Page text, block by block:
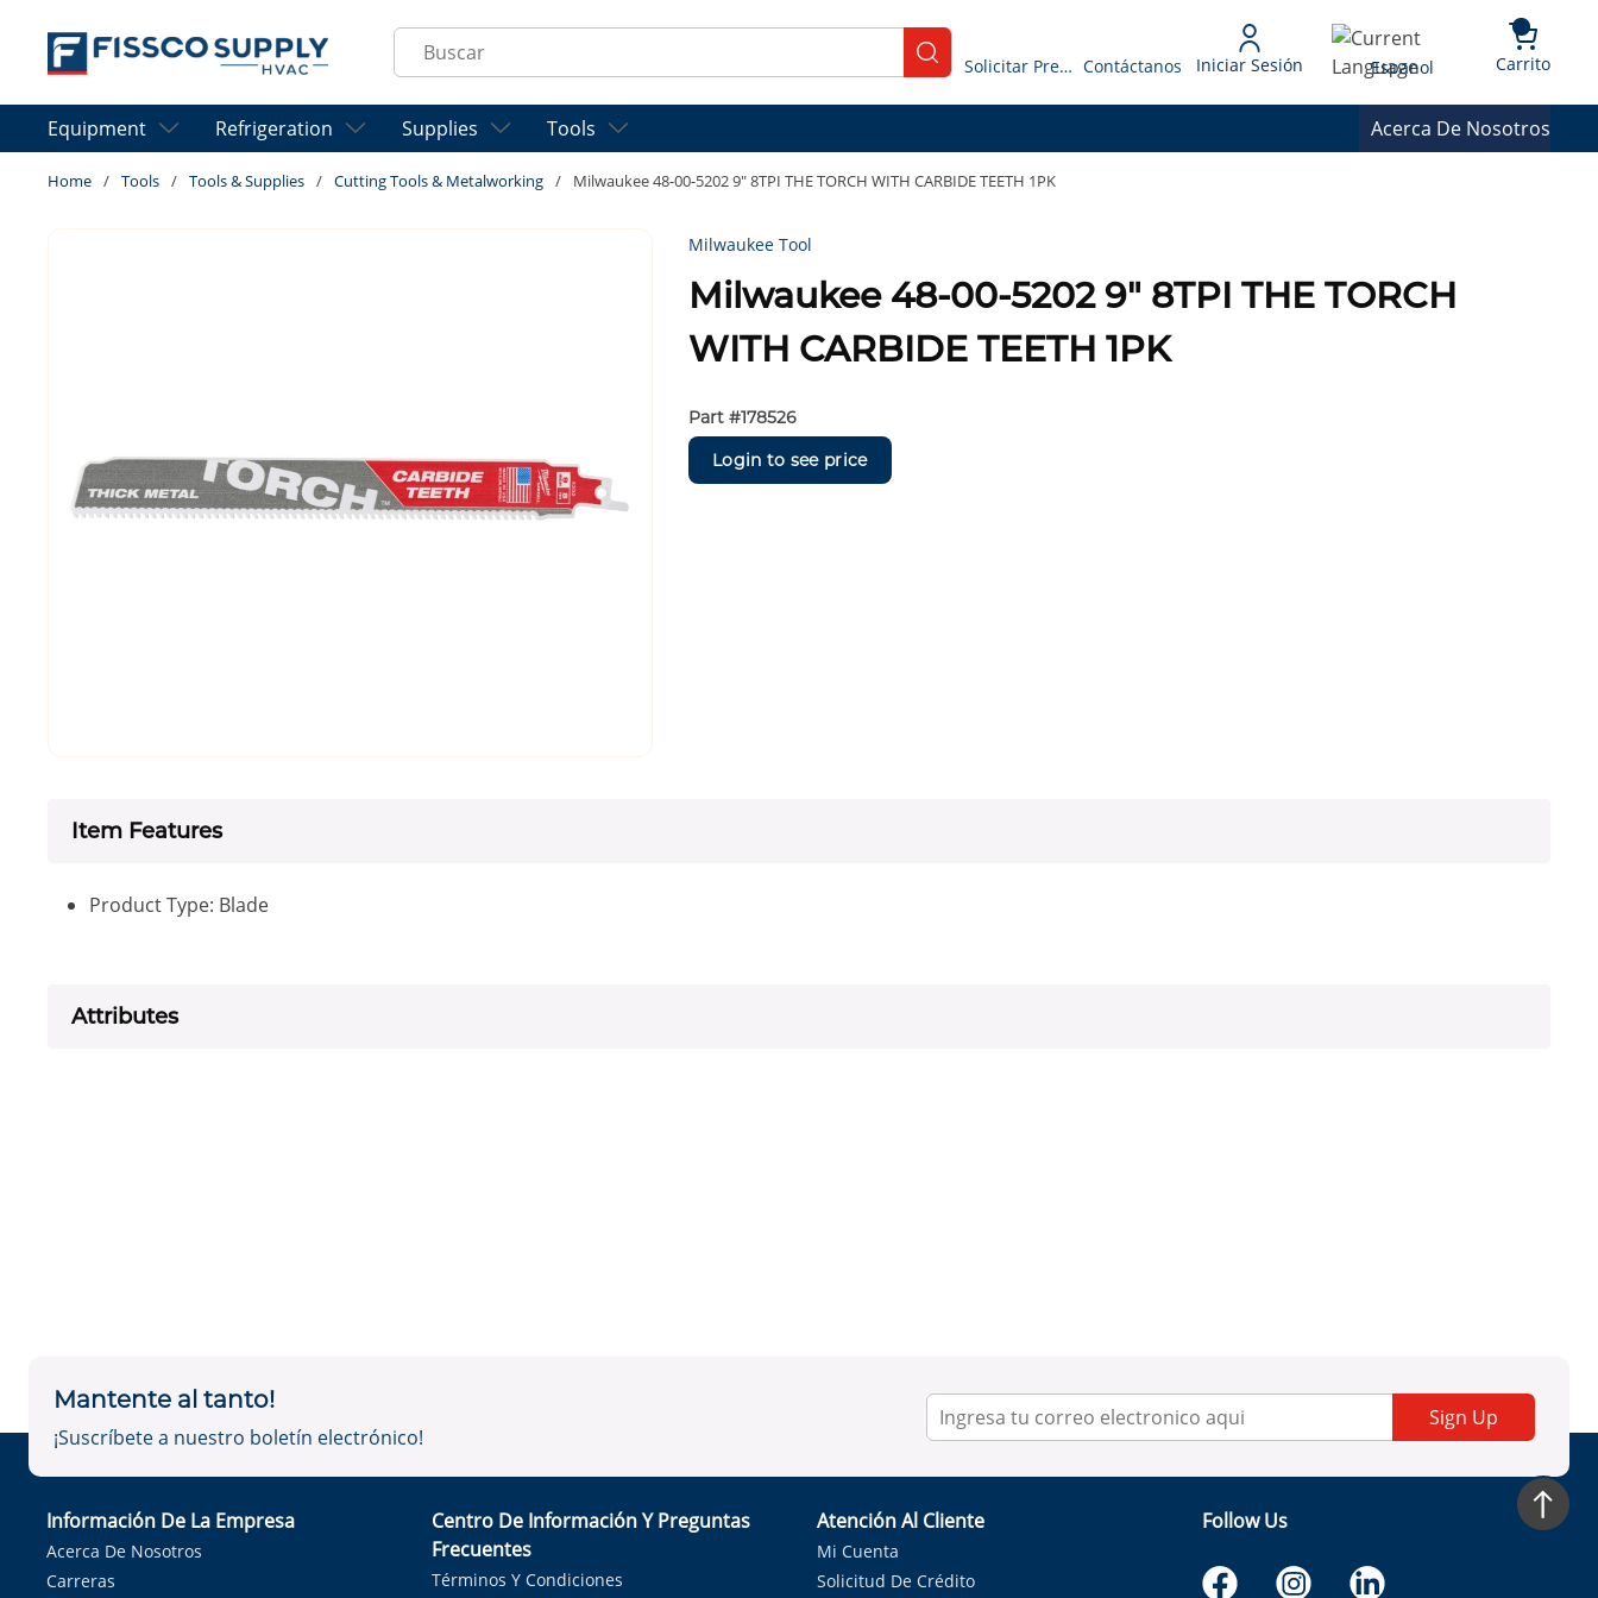
Skip to main content
Site Search
submit search
Solicitar Presupuesto Contáctanos Iniciar Sesión Language
Espanol Carrito{0}
Equipment Refrigeration Supplies Tools Acerca De Nosotros
Home / Tools / Tools & Supplies / Cutting Tools & Metalworking / Milwaukee 48-00-5202 9" 8TPI THE TORCH WITH CARBIDE TEETH 1PK
Milwaukee Tool
Milwaukee 48-00-5202 9" 8TPI THE TORCH
WITH CARBIDE TEETH 1PK
Part #178526
Login to see price
Item Features
Product Type: Blade
Attributes
Mantente al tanto!
¡Suscríbete a nuestro boletín electrónico!
Sign Up
Información De La Empresa
Acerca De Nosotros
Carreras
Centro De Información Y Preguntas
Frecuentes
Términos Y Condiciones
Atención Al Cliente
Mi Cuenta
Solicitud De Crédito
Follow Us